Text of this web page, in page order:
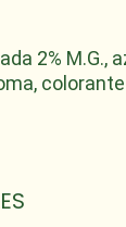
2% M.G.,